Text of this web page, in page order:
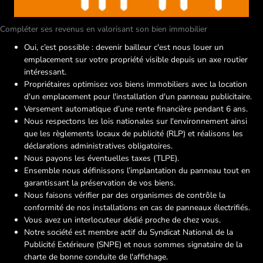
Compléter ses revenus en valorisant son bien immobilier
Oui, c’est possible : devenir bailleur c'est nous louer un
emplacement sur votre propriété visible depuis un axe routier
intéressant.
Propriétaires optimisez vos biens immobiliers avec la location
d'un emplacement pour l'installation d'un panneau publicitaire.
Versement automatique d’une rente financière pendant 6 ans.
Nous respectons les lois nationales sur l'environnement ainsi
que les règlements locaux de publicité (RLP) et réalisons les
déclarations administratives obligatoires.
Nous payons les éventuelles taxes (TLPE).
Ensemble nous définissons l’implantation du panneau tout en
garantissant la préservation de vos biens.
Nous faisons vérifier par des organismes de contrôle la
conformité de nos installations en cas de panneaux électrifiés.
Vous avez un interlocuteur dédié proche de chez vous.
Notre société est membre actif du Syndicat National de la
Publicité Extérieure (SNPE) et nous sommes signataire de la
charte de bonne conduite de l'affichage.